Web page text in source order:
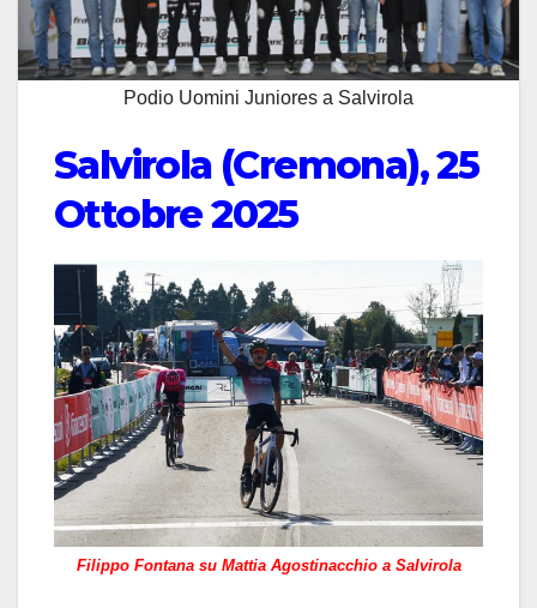
Podio Uomini Juniores a Salvirola
Salvirola (Cremona), 25
Ottobre 2025
Filippo Fontana su Mattia Agostinacchio a Salvirola